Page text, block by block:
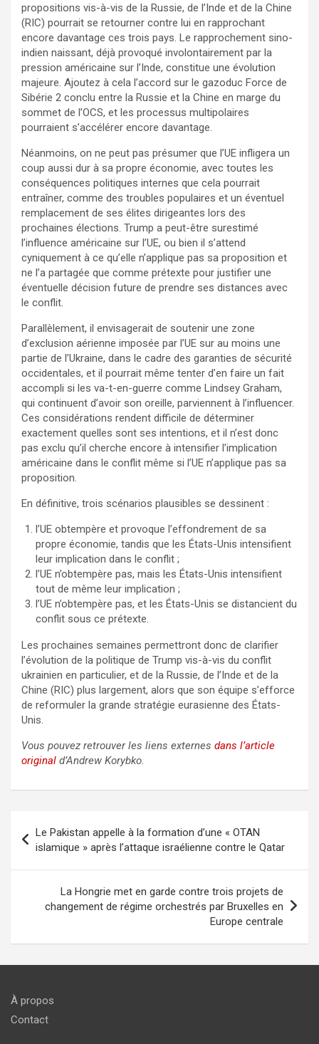
propositions vis-à-vis de la Russie, de l’Inde et de la Chine
(RIC) pourrait se retourner contre lui en rapprochant
encore davantage ces trois pays. Le rapprochement sino-
indien naissant, déjà provoqué involontairement par la
pression américaine sur l’Inde, constitue une évolution
majeure. Ajoutez à cela l’accord sur le gazoduc Force de
Sibérie 2 conclu entre la Russie et la Chine en marge du
sommet de l’OCS, et les processus multipolaires
pourraient s’accélérer encore davantage.
Néanmoins, on ne peut pas présumer que l’UE infligera un
coup aussi dur à sa propre économie, avec toutes les
conséquences politiques internes que cela pourrait
entraîner, comme des troubles populaires et un éventuel
remplacement de ses élites dirigeantes lors des
prochaines élections. Trump a peut-être surestimé
l’influence américaine sur l’UE, ou bien il s’attend
cyniquement à ce qu’elle n’applique pas sa proposition et
ne l’a partagée que comme prétexte pour justifier une
éventuelle décision future de prendre ses distances avec
le conflit.
Parallèlement, il envisagerait de soutenir une zone
d’exclusion aérienne imposée par l’UE sur au moins une
partie de l’Ukraine, dans le cadre des garanties de sécurité
occidentales, et il pourrait même tenter d’en faire un fait
accompli si les va-t-en-guerre comme Lindsey Graham,
qui continuent d’avoir son oreille, parviennent à l’influencer.
Ces considérations rendent difficile de déterminer
exactement quelles sont ses intentions, et il n’est donc
pas exclu qu’il cherche encore à intensifier l’implication
américaine dans le conflit même si l’UE n’applique pas sa
proposition.
En définitive, trois scénarios plausibles se dessinent :
l’UE obtempère et provoque l’effondrement de sa
propre économie, tandis que les États-Unis intensifient
leur implication dans le conflit ;
l’UE n’obtempère pas, mais les États-Unis intensifient
tout de même leur implication ;
l’UE n’obtempère pas, et les États-Unis se distancient du
conflit sous ce prétexte.
Les prochaines semaines permettront donc de clarifier
l’évolution de la politique de Trump vis-à-vis du conflit
ukrainien en particulier, et de la Russie, de l’Inde et de la
Chine (RIC) plus largement, alors que son équipe s’efforce
de reformuler la grande stratégie eurasienne des États-
Unis.
Vous pouvez retrouver les liens externes dans l’article
original d’Andrew Korybko.
de
l’article
Le Pakistan appelle à la formation d’une « OTAN
islamique » après l’attaque israélienne contre le Qatar
La Hongrie met en garde contre trois projets de
changement de régime orchestrés par Bruxelles en
Europe centrale
À propos
Contact